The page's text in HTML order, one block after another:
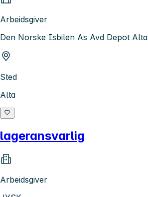
Arbeidsgiver
Den Norske Isbilen As Avd Depot Alta
Sted
Alta
lageransvarlig
Arbeidsgiver